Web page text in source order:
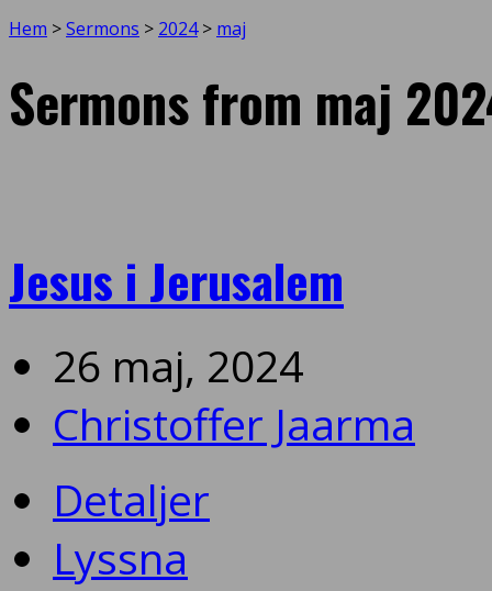
Hem >Sermons > 2024> maj
Sermons from maj
Jesus i Jerusalem
26 maj, 2024
Christoffer Jaarma
Detaljer
Lyssna